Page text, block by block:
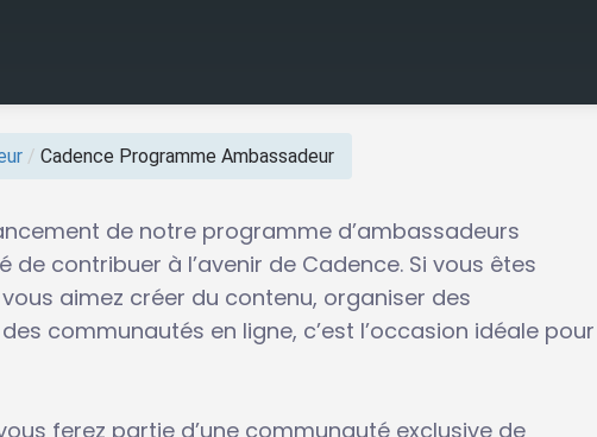
/ Cadence Programme Ambassadeur
de notre programme d’ambassadeurs
contribuer à l’avenir de Cadence. Si vous êtes
aimez créer du contenu, organiser des
communautés en ligne, c’est l’occasion idéale pour
ferez partie d’une communauté exclusive de